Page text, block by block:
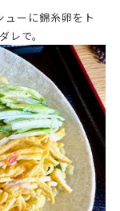
ーに錦糸卵をト
レで。